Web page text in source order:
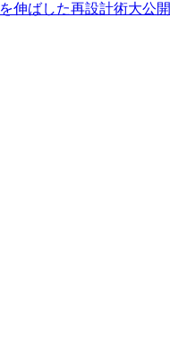
伸ばした再設計術大公開